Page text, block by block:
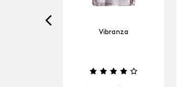
Vibranza